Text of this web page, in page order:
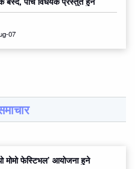
07
मोमो फेस्टिभल’ आयोजना हुने